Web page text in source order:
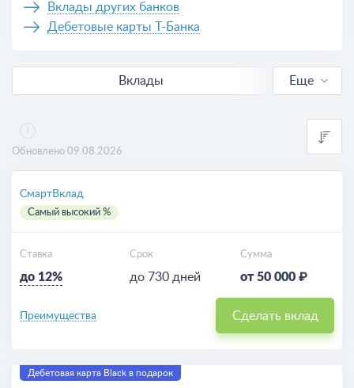
Вклады других банков
Дебетовые карты Т-Банка
Вклады
Еще
Обновлено 09.08.2026
СмартВклад
Самый высокий %
Ставка
до 12%
Срок
до 730 дней
Сумма
от 50 000 ₽
Преимущества Сделать вклад
Дебетовая карта Black в подарок